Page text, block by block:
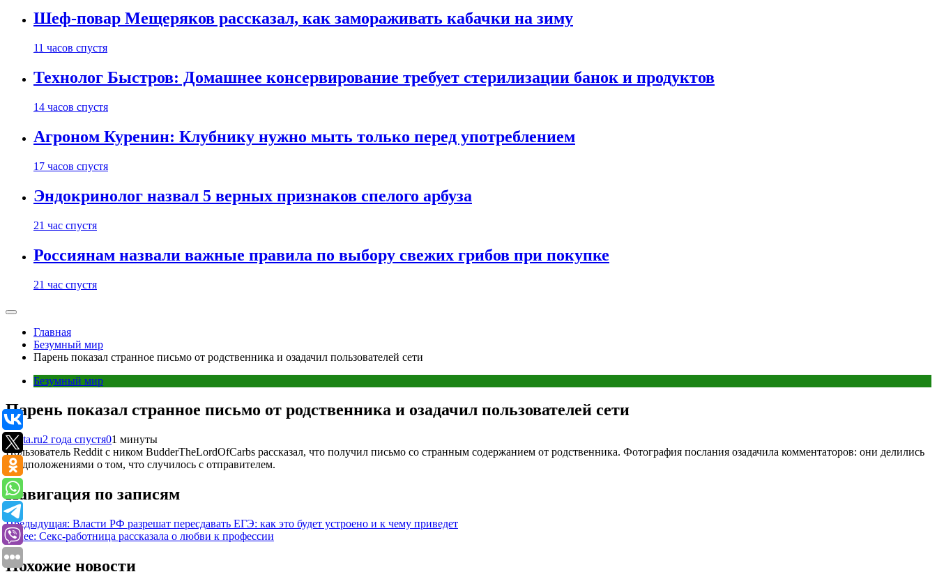
Шеф-повар Мещеряков рассказал, как замораживать кабачки на зиму
11 часов спустя
Технолог Быстров: Домашнее консервирование требует стерилизации банок и продуктов
14 часов спустя
Агроном Куренин: Клубнику нужно мыть только перед употреблением
17 часов спустя
Эндокринолог назвал 5 верных признаков спелого арбуза
21 час спустя
Россиянам назвали важные правила по выбору свежих грибов при покупке
21 час спустя
Главная
Безумный мир
Парень показал странное письмо от родственника и озадачил пользователей сети
Безумный мир
Парень показал странное письмо от родственника и озадачил пользователей сети
Lenta.ru2 года спустя01 минуты
Пользователь Reddit с ником BudderTheLordOfCarbs рассказал, что получил письмо со странным содержанием от родственника. Фотография послания озадачила комментаторов: они делились
предположениями о том, что случилось с отправителем.
Навигация по записям
Предыдущая: Власти РФ разрешат пересдавать ЕГЭ: как это будет устроено и к чему приведет
Далее: Секс-работница рассказала о любви к профессии
Похожие новости